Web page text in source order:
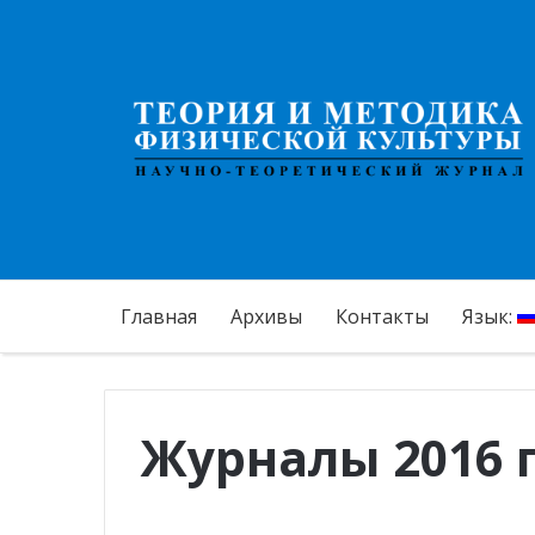
Главная Архивы Контакты Язык:
Журналы 2016